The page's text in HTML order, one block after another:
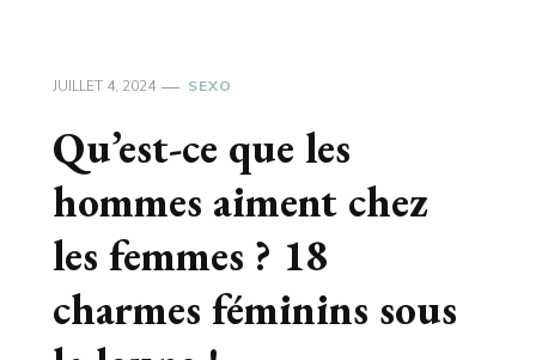
JUILLET 4, 2024 SEXO
Qu’est-ce que les
hommes aiment chez
les femmes ? 18
charmes féminins sous